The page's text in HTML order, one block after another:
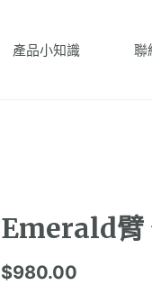
產品小知識 聯
Emerald臂
$980.00